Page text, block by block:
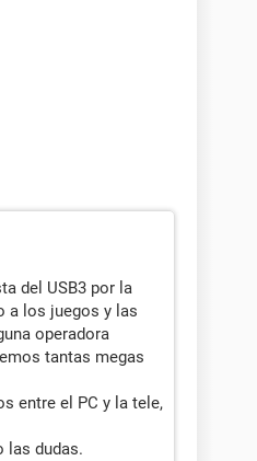
del USB3 por la
a los juegos y las
operadora
tantas megas
entre el PC y la tele,
las dudas.